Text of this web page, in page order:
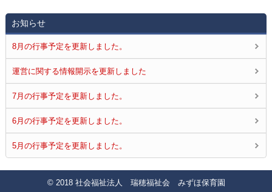
お知らせ
8月の行事予定を更新しました。
運営に関する情報開示を更新しました
7月の行事予定を更新しました。
6月の行事予定を更新しました。
5月の行事予定を更新しました。
© 2018 社会福祉法人 瑞穂福祉会 みずほ保育園